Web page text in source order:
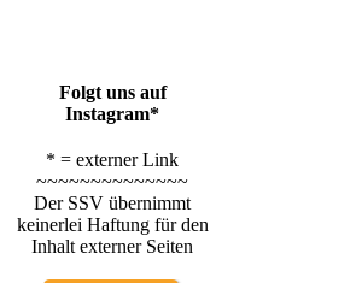
Folgt uns auf
Instagram*
* = externer Link
~~~~~~~~~~~~~~
Der SSV übernimmt
keinerlei Haftung für den
Inhalt externer Seiten